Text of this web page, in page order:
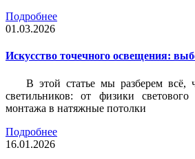
Подробнее
01.03.2026
Искусство точечного освещения:
В этой статье мы разберем всё,
светильников: от физики
монтажа в натяжные потолки
Подробнее
16.01.2026